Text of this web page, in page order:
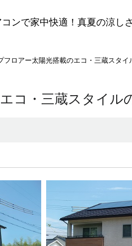
ンで家中快適！真夏の涼し
フロアー太陽光搭載のエコ・三蔵スタイ
コ・三蔵スタイル